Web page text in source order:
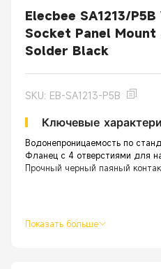
Elecbee SA1213/
Socket Panel Mount
Solder Black
SKU: EB-SA1213-P5B
Ключевые
Водонепроницаемость по
Фланец с 4 отверстиями для
Прочный черный паяный
Показать больше